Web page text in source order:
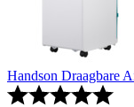
Handson Draagbare